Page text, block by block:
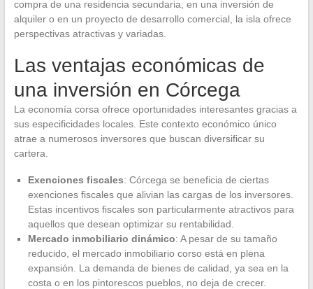
compra de una residencia secundaria, en una inversión de
alquiler o en un proyecto de desarrollo comercial, la isla ofrece
perspectivas atractivas y variadas.
Las ventajas económicas de
una inversión en Córcega
La economía corsa ofrece oportunidades interesantes gracias a
sus especificidades locales. Este contexto económico único
atrae a numerosos inversores que buscan diversificar su
cartera.
Exenciones fiscales: Córcega se beneficia de ciertas
exenciones fiscales que alivian las cargas de los inversores.
Estas incentivos fiscales son particularmente atractivos para
aquellos que desean optimizar su rentabilidad.
Mercado inmobiliario dinámico: A pesar de su tamaño
reducido, el mercado inmobiliario corso está en plena
expansión. La demanda de bienes de calidad, ya sea en la
costa o en los pintorescos pueblos, no deja de crecer.